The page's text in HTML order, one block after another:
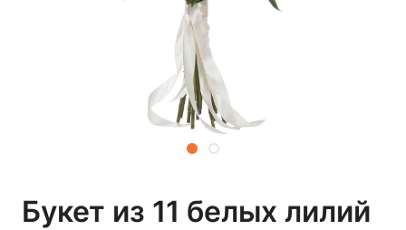
Букет из 11 белых лилий